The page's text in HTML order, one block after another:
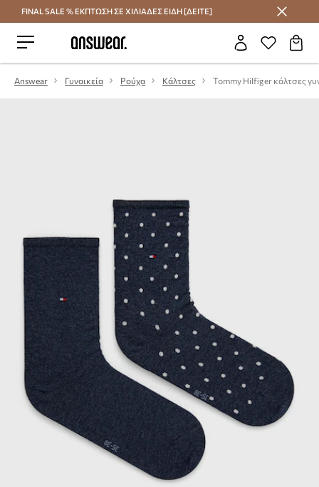
Εξοικονομήστε με το Answear Club
FINAL SALE % ΕΚΠΤΩΣΗ ΣΕ ΧΙΛΙΑΔΕΣ ΕΙΔΗ [ΔΕΙΤΕ]
Answear Γυναικεία Ρούχα Κάλτσες